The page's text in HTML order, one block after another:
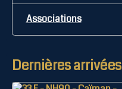
Associations
Dernières arrivées